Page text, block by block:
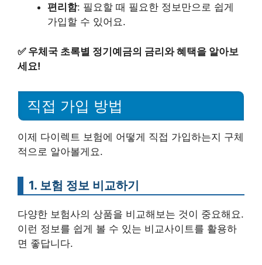
편리함: 필요할 때 필요한 정보만으로 쉽게
가입할 수 있어요.
✅ 우체국 초록별 정기예금의 금리와 혜택을 알아보
세요!
직접 가입 방법
이제 다이렉트 보험에 어떻게 직접 가입하는지 구체
적으로 알아볼게요.
1. 보험 정보 비교하기
다양한 보험사의 상품을 비교해보는 것이 중요해요.
이런 정보를 쉽게 볼 수 있는 비교사이트를 활용하
면 좋답니다.